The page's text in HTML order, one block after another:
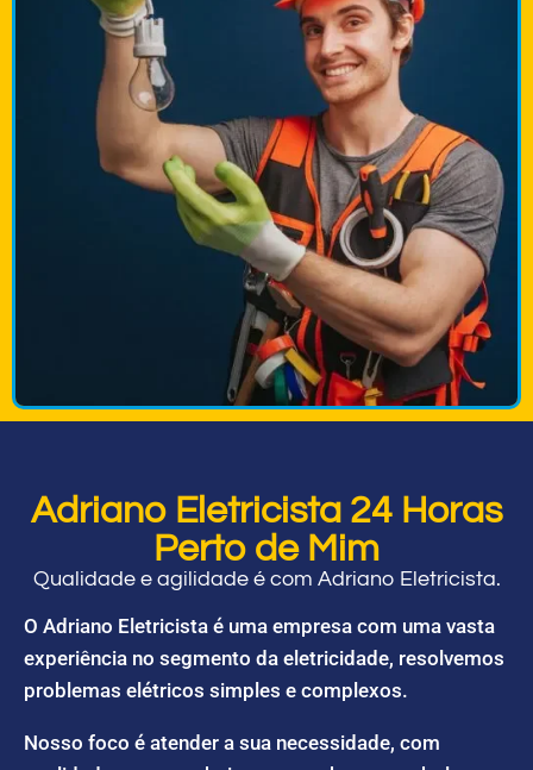
Adriano Eletricista 24 Horas
Perto de Mim
Qualidade e agilidade é com Adriano Eletricista.
O Adriano Eletricista é uma empresa com uma vasta
experiência no segmento da eletricidade, resolvemos
problemas elétricos simples e complexos.
Nosso foco é atender a sua necessidade, com